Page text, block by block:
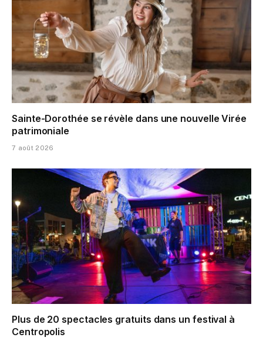
Sainte-Dorothée se révèle dans une nouvelle Virée
patrimoniale
7 août 2026
Plus de 20 spectacles gratuits dans un festival à
Centropolis